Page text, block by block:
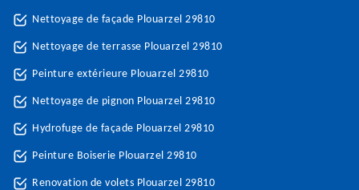
Nettoyage de façade Plouarzel 29810
Nettoyage de terrasse Plouarzel 29810
Peinture extérieure Plouarzel 29810
Nettoyage de pignon Plouarzel 29810
Hydrofuge de façade Plouarzel 29810
Peinture Boiserie Plouarzel 29810
Renovation de volets Plouarzel 29810